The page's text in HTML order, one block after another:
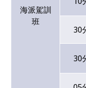
海派駕訓
班
30
30